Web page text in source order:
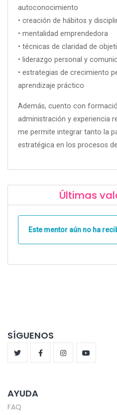
autoconocimiento
• creación de hábitos y
• mentalidad emprendedora
• técnicas de claridad de
• liderazgo personal y
• estrategias de crecimiento
aprendizaje práctico
Además, cuento con
administración y experiencia
me permite integrar tanto la
estratégica en los procesos
Últimas
Este mentor aún no ha
SÍGUENOS
AYUDA
FAQ